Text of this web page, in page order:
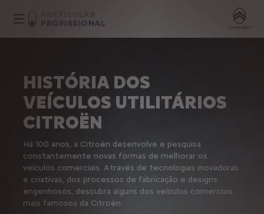
PROFISSIONAL
HISTÓRIA DOS
VEÍCULOS UTILITÁRIOS
CITROËN
Há 100 anos, a Citroën desenvolve e pesquisa
constantemente novas formas de melhorar os
veículos comerciais. Através de tecnologias inovadoras
e criativas, dos processos de fabricação e designs
engenhosos, descubra alguns dos veículos comerciais
mais famosos da Citroën.